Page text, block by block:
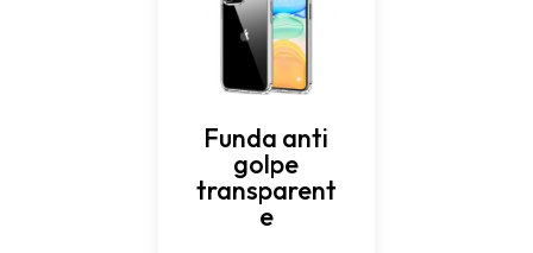
Funda anti
golpe
transparent
e